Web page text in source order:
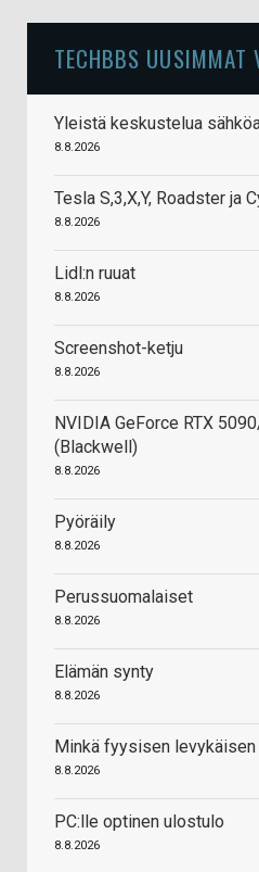
TECHBBS UUSIMMAT
Yleistä keskustelua
8.8.2026
Tesla S,3,X,Y, Roadster ja
8.8.2026
Lidl:n ruuat
8.8.2026
Screenshot-ketju
8.8.2026
NVIDIA GeForce RTX
(Blackwell)
8.8.2026
Pyöräily
8.8.2026
Perussuomalaiset
8.8.2026
Elämän synty
8.8.2026
Minkä fyysisen
8.8.2026
PC:lle optinen ulostulo
8.8.2026